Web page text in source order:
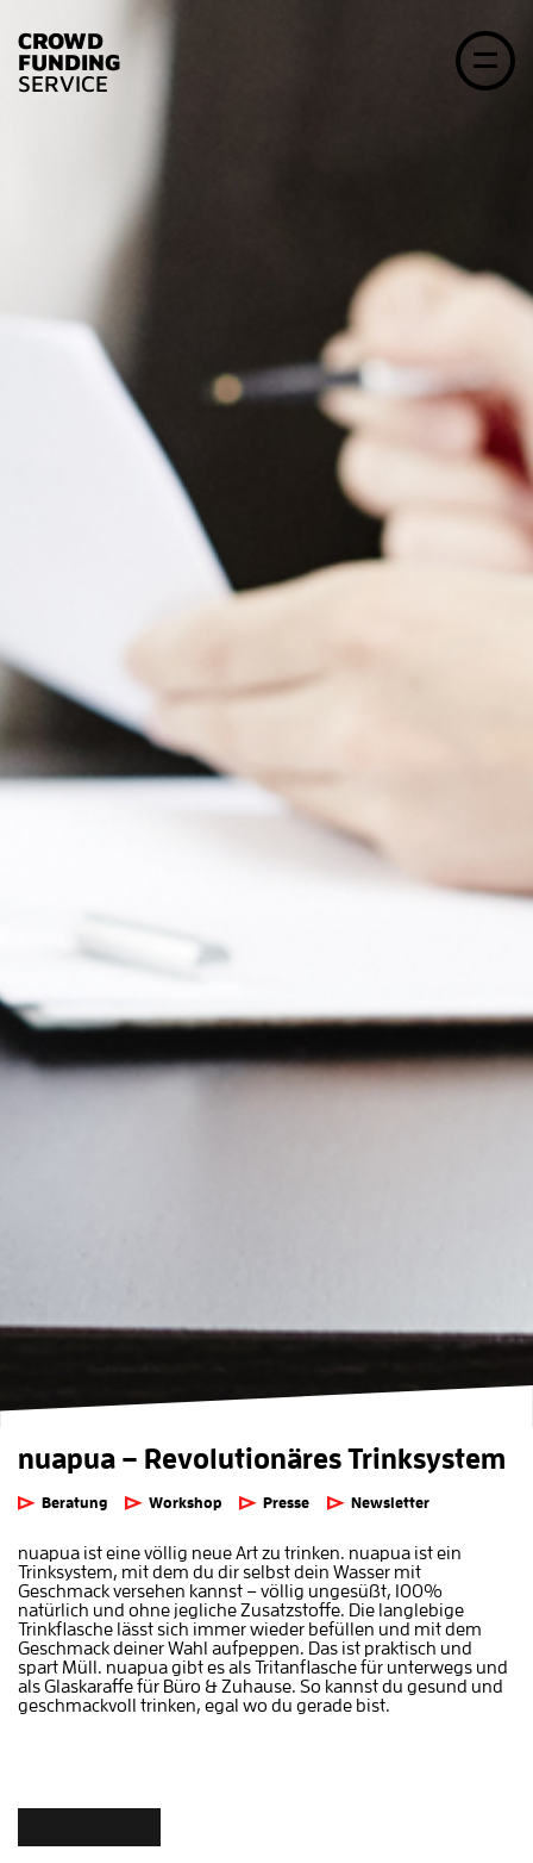
CROWD
FUNDING
SERVICE
nuapua – Revolutionäres Trinksystem
Beratung Workshop Presse Newsletter
nuapua ist eine völlig neue Art zu trinken. nuapua ist ein
Trinksystem, mit dem du dir selbst dein Wasser mit
Geschmack versehen kannst – völlig ungesüßt, 100%
natürlich und ohne jegliche Zusatzstoffe. Die langlebige
Trinkflasche lässt sich immer wieder befüllen und mit dem
Geschmack deiner Wahl aufpeppen. Das ist praktisch und
spart Müll. nuapua gibt es als Tritanflasche für unterwegs und
als Glaskaraffe für Büro & Zuhause. So kannst du gesund und
geschmackvoll trinken, egal wo du gerade bist.